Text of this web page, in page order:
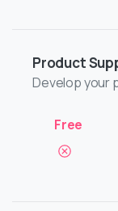
Product
Develop your